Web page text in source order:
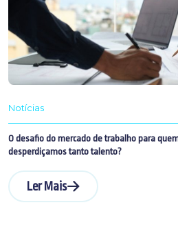
Notícias
O desafio do mercado de trabalho para
desperdiçamos tanto talento?
Ler Mais